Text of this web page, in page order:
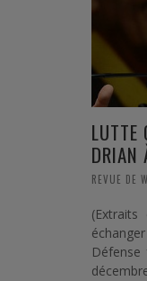
LUTTE
DRIAN
REVUE DE
Défense